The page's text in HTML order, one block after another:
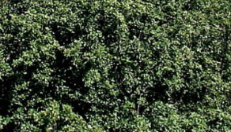
à 20mn de Colmar